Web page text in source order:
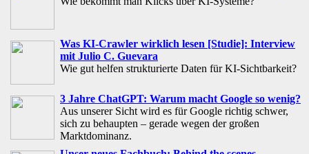
Was KI-Crawler wirklich lesen [Studie]: Interview
mit Julio C. Guevara
Wie gut helfen strukturierte Daten für KI-Sichtbarkeit?
3 Jahre ChatGPT: Warum macht Google so wenig?
Aus unserer Sicht wird es für Google richtig schwer,
sich zu behaupten – gerade wegen der großen
Marktdominanz.